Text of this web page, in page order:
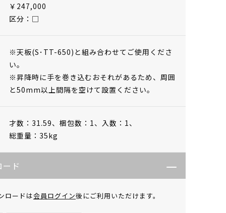
￥247,000
区分：□
※天板(S･TT-650)と組み合わせてご使用くださ
い。
※昇降時に手を巻き込むおそれがあるため、周囲
と50mm以上間隔を空けて設置ください。
才数：31.59、 梱包数：1、 入数：1、
総重量：35kg
ド
ロードは会員ログイン後にご利用いただけます。